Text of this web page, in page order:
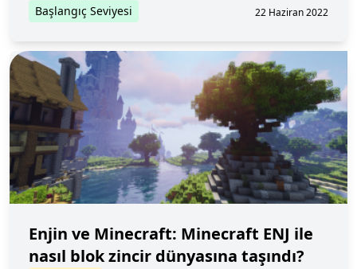
Başlangıç Seviyesi 22 Haziran 2022
Enjin ve Minecraft: Minecraft ENJ ile
nasıl blok zincir dünyasına taşındı?